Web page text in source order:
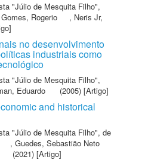
"Júlio de Mesquita Filho",
Gomes, Rogerio , Neris Jr,
no desenvolvimento
industriais como
"Júlio de Mesquita Filho",
Eduardo (2005) [Artigo]
and historical
"Júlio de Mesquita Filho", de
, Guedes, Sebastião Neto
(2021) [Artigo]